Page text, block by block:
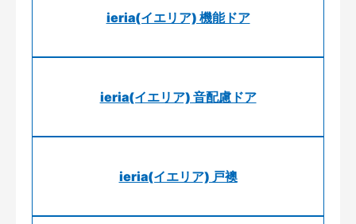
ieria(イエリア) 機能ドア
ieria(イエリア) 音配慮ドア
ieria(イエリア) 戸襖